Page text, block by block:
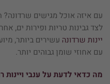
עם איזה אוכל מגישים שרדונה?
לצד גבינות טריות ופירות ים,
יינות שרדונה עשירים ביותר,
עם אחוזי שומן גבוהים יותר.
מה כדאי לדעת על ענבי ויינות